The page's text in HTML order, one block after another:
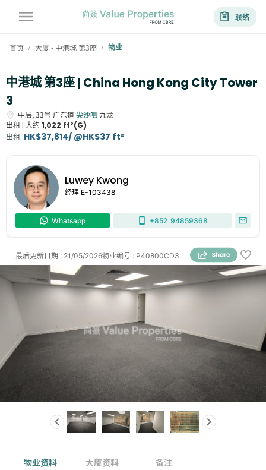
联络
首页 / 大厦 - 中港城 第3座 / 物业
中港城 第3座 | China Hong Kong City Tower
3
中层,33号 广东道尖沙咀 九龙
出租 | 大约 1,022 ft²(G)
出租: HK$37,814/ @HK$37 ft²
Luwey Kwong
经理 E-103438
Whatsapp +852 94859368
物业编号 : P40800CD3
最后更新日期 : 21/05/2026
物业资料 大厦资料 备注